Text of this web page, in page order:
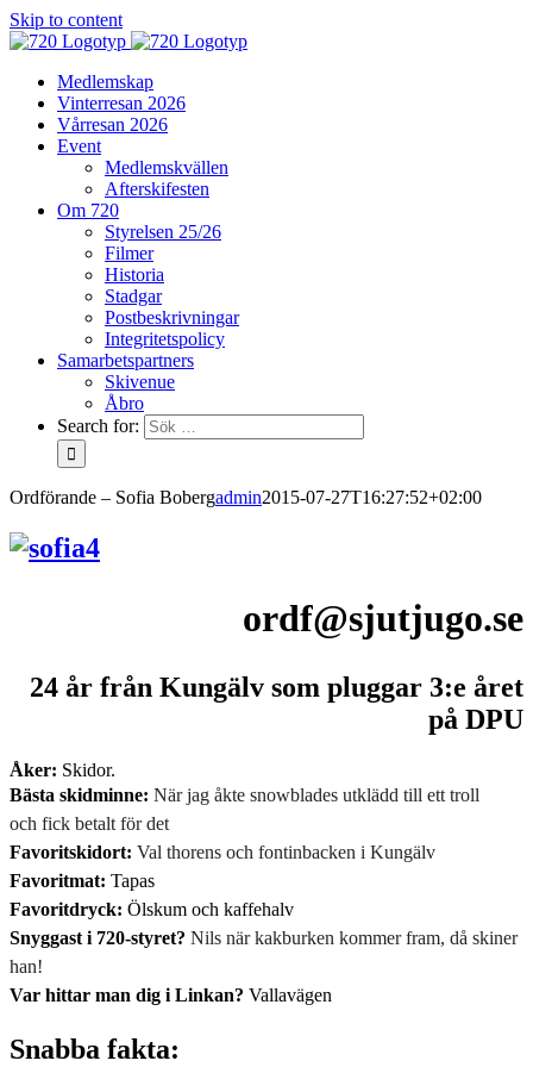
Skip to content
Medlemskap
Vinterresan 2026
Vårresan 2026
Event
Medlemskvällen
Afterskifesten
Om 720
Styrelsen 25/26
Filmer
Historia
Stadgar
Postbeskrivningar
Integritetspolicy
Samarbetspartners
Skivenue
Åbro
Search for:
Ordförande – Sofia Bobergadmin2015-07-27T16:27:52+02:00
ordf@sjutjugo.se
24 år från Kungälv som pluggar 3:e året
på DPU
Åker: Skidor.
Bästa skidminne: När jag åkte snowblades utklädd till ett troll
och fick betalt för det
Favoritskidort: Val thorens och fontinbacken i Kungälv
Favoritmat: Tapas
Favoritdryck: Ölskum och kaffehalv
Snyggast i 720-styret? Nils när kakburken kommer fram, då skiner
han!
Var hittar man dig i Linkan? Vallavägen
Snabba fakta: